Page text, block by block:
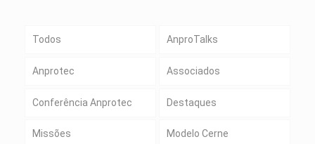
Todos AnproTalks
Anprotec Associados
Conferência Anprotec Destaques
Missões Modelo Cerne